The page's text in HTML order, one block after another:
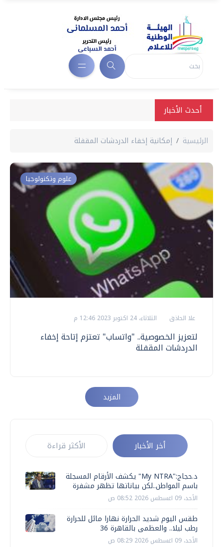
أحدث الأخبار
الرئيسية إمكانية إخفاء الدردشات المقفلة
علوم وتكنولوجيا
علا الحاذق الثلاثاء، 24 اكتوبر 2023 12:46 م
لتعزيز الخصوصية.. "واتساب" تعتزم إتاحة إخفاء
الدردشات المقفلة
المزيد
أخر الأخبار الأكثر قراءة
د.حجاج:"My NTRA" يكشف الأرقام المسجلة
باسم المواطن..لكن بياناتها تظهر مشفرة
الأحد، 09 اغسطس 2026 08:52 ص
طقس اليوم شديد الحرارة نهارا مائل للحرارة
رطب ليلا.. والعظمى بالقاهرة 36
الأحد، 09 اغسطس 2026 08:29 ص